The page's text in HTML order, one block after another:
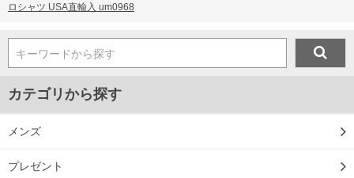
ロシャツ USA直輸入 um0968
キーワードから探す
カテゴリから探す
メンズ
プレゼント